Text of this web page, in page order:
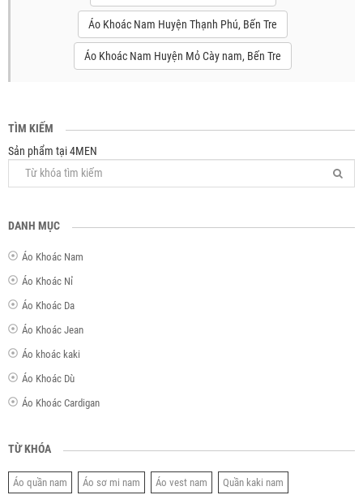
Áo Khoác Nam Huyện Thạnh Phú, Bến Tre
Áo Khoác Nam Huyện Mỏ Cày nam, Bến Tre
TÌM KIẾM
Sản phẩm tại 4MEN
DANH MỤC
Áo Khoác Nam
Áo Khoác Nỉ
Áo Khoác Da
Áo Khoác Jean
Áo khoác kaki
Áo Khoác Dù
Áo Khoác Cardigan
TỪ KHÓA
Áo quần nam Áo sơ mi nam Áo vest nam Quần kaki nam